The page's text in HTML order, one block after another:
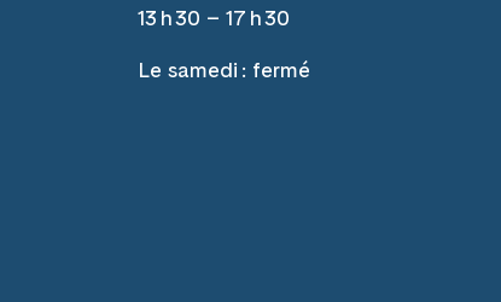
13 h 30 – 17 h 30
Le samedi : fermé